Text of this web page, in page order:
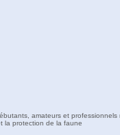
amateurs et professionnels
la protection de la faune